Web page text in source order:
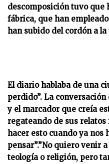
descomposición tuvo que
fábrica, que han
han subido del cordón a la
El diario hablaba de una
perdido”. La conversación
y el marcador que creía
regateando de sus relatos
hacer esto cuando ya nos
pensar”.”No quiero venir
teología o religión, pero